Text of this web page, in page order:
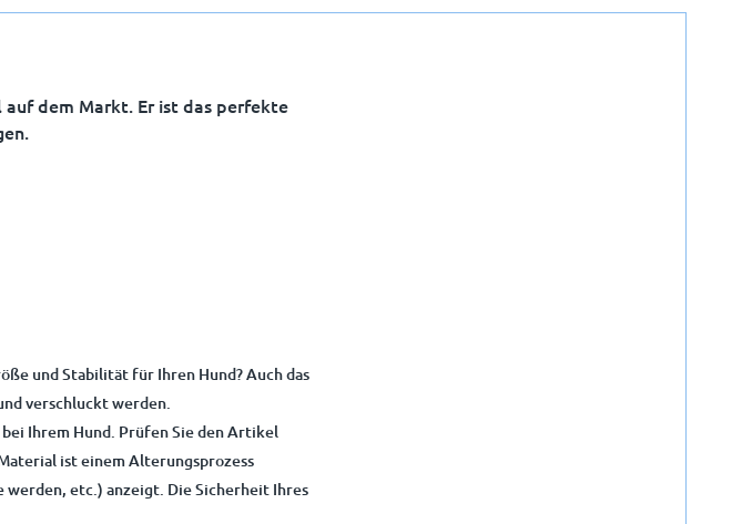
dem Markt. Er ist das perfekte
und Stabilität für Ihren Hund? Auch das
verschluckt werden.
Ihrem Hund. Prüfen Sie den Artikel
ist einem Alterungsprozess
werden, etc.) anzeigt. Die Sicherheit Ihres